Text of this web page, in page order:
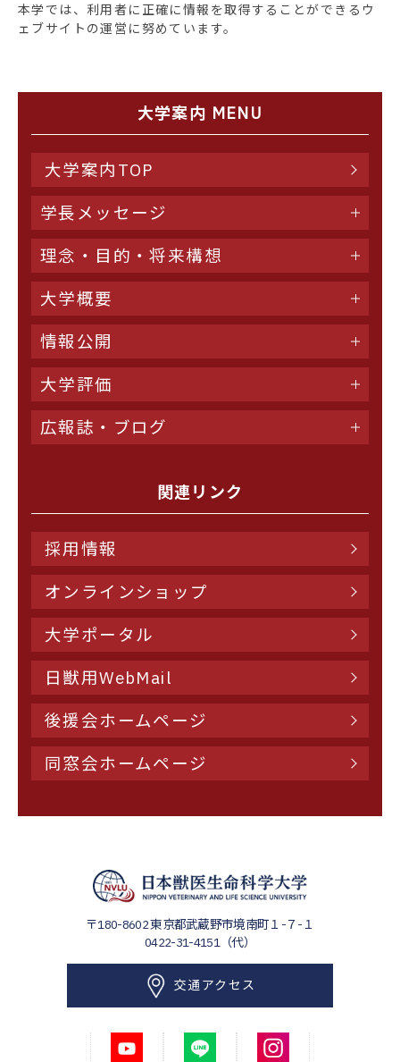
本学では、利用者に正確に情報を取得することができるウ
ェブサイトの運営に努めています。
大学案内 MENU
大学案内TOP
学長メッセージ
理念・目的・将来構想
大学概要
情報公開
大学評価
広報誌・ブログ
関連リンク
採用情報
オンラインショップ
大学ポータル
日獣用WebMail
後援会ホームページ
同窓会ホームページ
〒180-8602東京都武蔵野市境南町１-７-１
0422-31-4151（代）
交通アクセス